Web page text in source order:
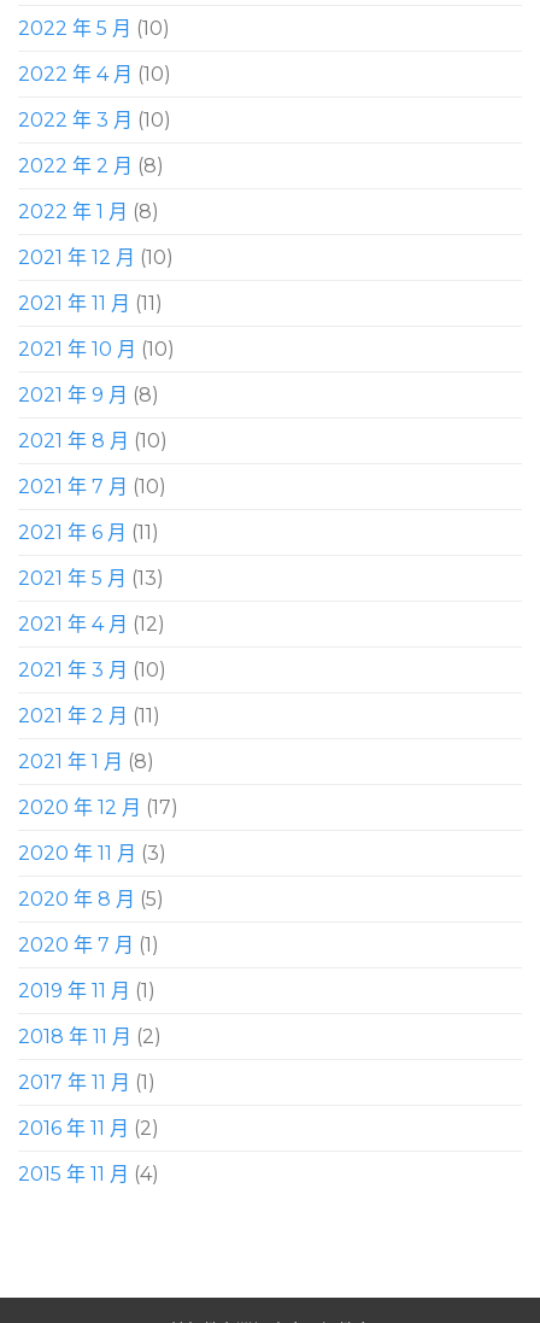
2022 年 5 月 (10)
2022 年 4 月 (10)
2022 年 3 月 (10)
2022 年 2 月 (8)
2022 年 1 月 (8)
2021 年 12 月 (10)
2021 年 11 月 (11)
2021 年 10 月 (10)
2021 年 9 月 (8)
2021 年 8 月 (10)
2021 年 7 月 (10)
2021 年 6 月 (11)
2021 年 5 月 (13)
2021 年 4 月 (12)
2021 年 3 月 (10)
2021 年 2 月 (11)
2021 年 1 月 (8)
2020 年 12 月 (17)
2020 年 11 月 (3)
2020 年 8 月 (5)
2020 年 7 月 (1)
2019 年 11 月 (1)
2018 年 11 月 (2)
2017 年 11 月 (1)
2016 年 11 月 (2)
2015 年 11 月 (4)